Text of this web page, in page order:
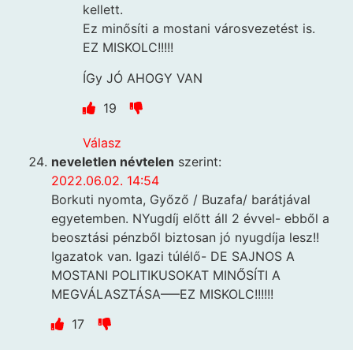
kellett.
Ez minősíti a mostani városvezetést is.
EZ MISKOLC!!!!!
ÍGy JÓ AHOGY VAN
19
Válasz
neveletlen névtelen szerint:
2022.06.02. 14:54
Borkuti nyomta, Győző / Buzafa/ barátjával
egyetemben. NYugdíj előtt áll 2 évvel- ebből a
beosztási pénzből biztosan jó nyugdíja lesz!!
Igazatok van. Igazi túlélő- DE SAJNOS A
MOSTANI POLITIKUSOKAT MINŐSÍTI A
MEGVÁLASZTÁSA—–EZ MISKOLC!!!!!!
17